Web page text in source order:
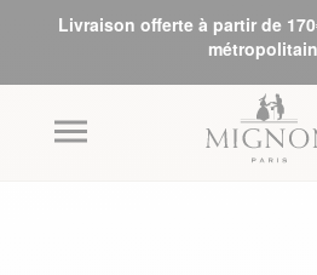
Livraison offerte à partir de